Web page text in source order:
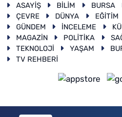
ASAYİŞ BİLİM BURSA
ÇEVRE
DÜNYA EĞİTİM
GÜNDEM
İNCELEME
MAGAZİN
POLİTİKA
TEKNOLOJİ
YAŞAM
TV REHBERİ